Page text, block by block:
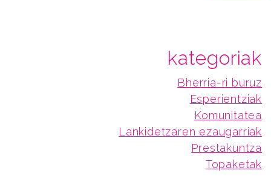
kategoriak
Bherria-ri buruz
Esperientziak
Komunitatea
Lankidetzaren ezaugarriak
Prestakuntza
Topaketak